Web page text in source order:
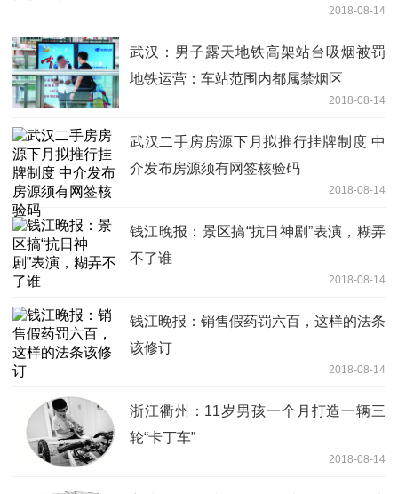
2018-08-14
武汉：男子露天地铁高架站台吸烟被罚
地铁运营：车站范围内都属禁烟区
2018-08-14
武汉二手房房源下月拟推行挂牌制度 中
介发布房源须有网签核验码
2018-08-14
钱江晚报：景区搞“抗日神剧”表演，糊弄
不了谁
2018-08-14
钱江晚报：销售假药罚六百，这样的法条
该修订
2018-08-14
浙江衢州：11岁男孩一个月打造一辆三
轮“卡丁车”
2018-08-14